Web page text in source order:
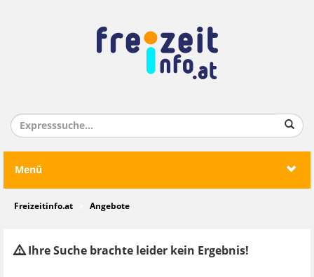
Menü
Freizeitinfo.at Angebote
Ihre Suche brachte leider kein Ergebnis!